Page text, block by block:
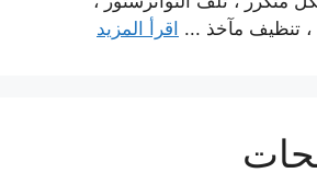
، تنظيف مآخذ ... اقرأ المزيد